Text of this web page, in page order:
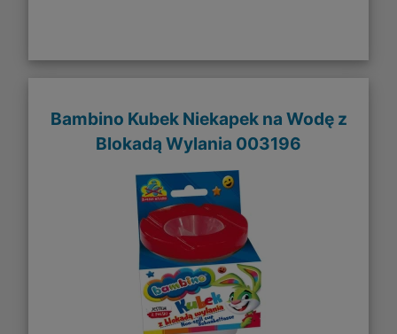
Bambino Kubek Niekapek na Wodę z
Blokadą Wylania 003196